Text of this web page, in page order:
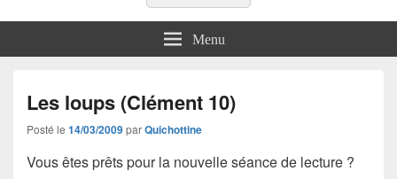
Menu
Les loups (Clément 10)
Posté le 14/03/2009parQuichottine
Vous êtes prêts pour la nouvelle séance de lecture ?